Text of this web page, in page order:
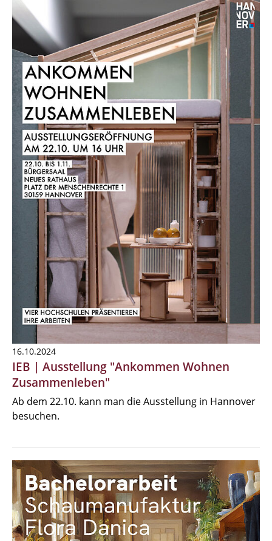
16.10.2024
IEB | Ausstellung "Ankommen Wohnen
Zusammenleben"
Ab dem 22.10. kann man die Ausstellung in Hannover
besuchen.